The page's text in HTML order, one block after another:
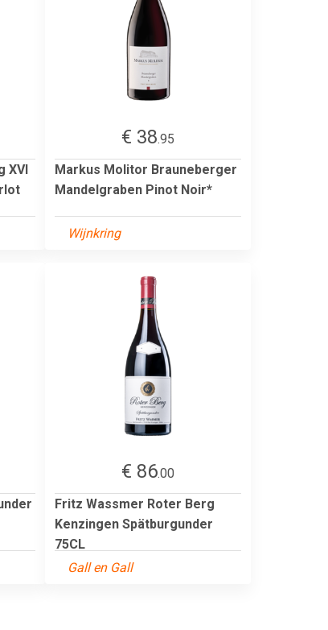
XVI
€ 38.95
Markus Molitor Brauneberger
Mandelgraben Pinot Noir*
Wijnkring
€ 86.00
Fritz Wassmer Roter Berg
Kenzingen Spätburgunder
75CL
Gall en Gall